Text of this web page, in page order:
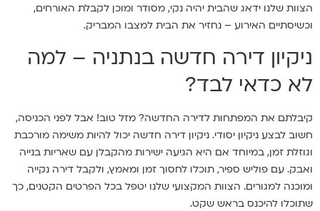
הצוות שלנו ידאג שהבית יהיה נקי, מסודר ומוכן לקבלת האורחים,
וכשיסתיים האירוע – נחזיר את הבית למצבו המבריק.
ניקיון דירה חדשה בנתניה – למה
לא כדאי לבד?
קיבלתם את המפתחות לדירה החדשה? מזל טוב! אבל לפני הכניסה,
חשוב לבצע ניקיון יסודי. ניקיון דירה חדשה יכול להיות משימה מורכבת
וגוזלת זמן, במיוחד אם היא הגיעה ישירות מהקבלן עם שאריות בנייה
ואבק. עם פוליש ספיר, תוכלו לחסוך זמן ומאמץ, ולקבל דירה נקייה
ומוכנה למגורים. הצוות המקצועי שלנו יטפל בכל הפרטים הקטנים, כך
שתוכלו להיכנס בראש שקט.